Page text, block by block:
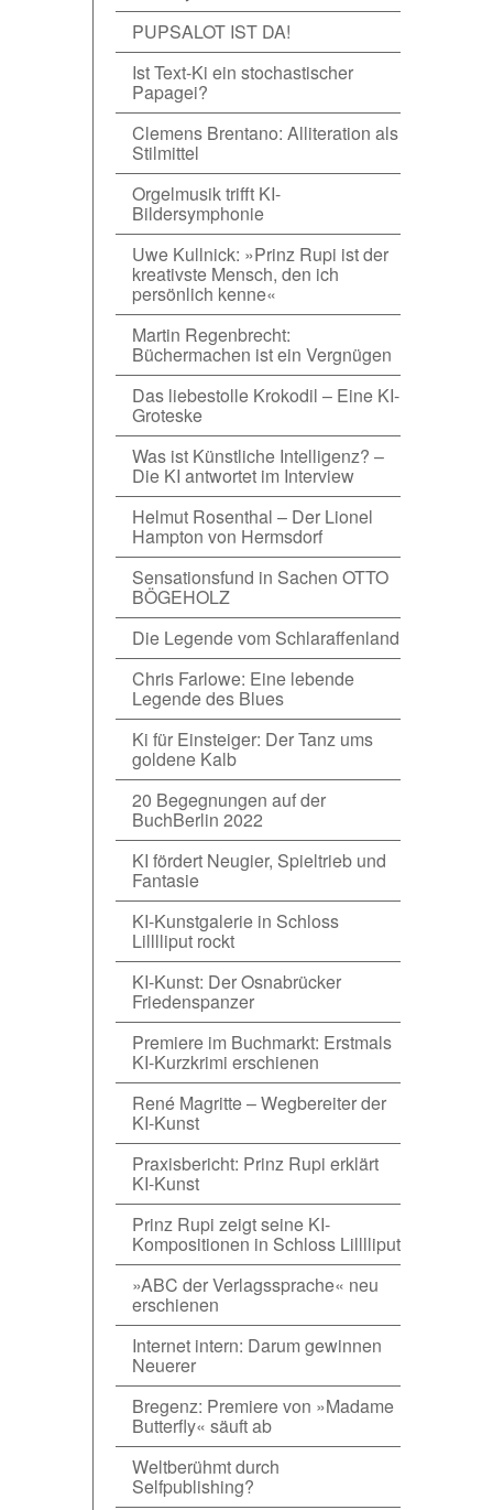
PUPSALOT IST DA!
Ist Text-Ki ein stochastischer
Papagei?
Clemens Brentano: Alliteration als
Stilmittel
Orgelmusik trifft KI-
Bildersymphonie
Uwe Kullnick: »Prinz Rupi ist der
kreativste Mensch, den ich
persönlich kenne«
Martin Regenbrecht:
Büchermachen ist ein Vergnügen
Das liebestolle Krokodil – Eine KI-
Groteske
Was ist Künstliche Intelligenz? –
Die KI antwortet im Interview
Helmut Rosenthal – Der Lionel
Hampton von Hermsdorf
Sensationsfund in Sachen OTTO
BÖGEHOLZ
Die Legende vom Schlaraffenland
Chris Farlowe: Eine lebende
Legende des Blues
Ki für Einsteiger: Der Tanz ums
goldene Kalb
20 Begegnungen auf der
BuchBerlin 2022
KI fördert Neugier, Spieltrieb und
Fantasie
KI-Kunstgalerie in Schloss
Lilllliput rockt
KI-Kunst: Der Osnabrücker
Friedenspanzer
Premiere im Buchmarkt: Erstmals
KI-Kurzkrimi erschienen
René Magritte – Wegbereiter der
KI-Kunst
Praxisbericht: Prinz Rupi erklärt
KI-Kunst
Prinz Rupi zeigt seine KI-
Kompositionen in Schloss Lilllliput
»ABC der Verlagssprache« neu
erschienen
Internet intern: Darum gewinnen
Neuerer
Bregenz: Premiere von »Madame
Butterfly« säuft ab
Weltberühmt durch
Selfpublishing?